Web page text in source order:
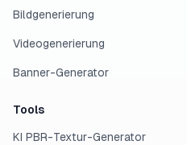
Bildgenerierung
Videogenerierung
Banner-Generator
Tools
KI PBR-Textur-Generator